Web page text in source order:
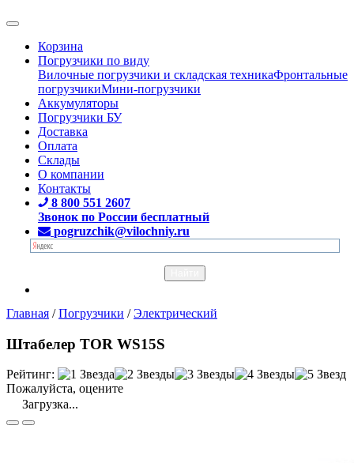
Корзина
Погрузчики по виду
Вилочные погрузчики и складская техникаФронтальные
погрузчикиМини-погрузчики
Аккумуляторы
Погрузчики БУ
Доставка
Оплата
Склады
О компании
Контакты
8 800 551 2607
Звонок по России бесплатный
pogruzchik@vilochniy.ru
Главная /Погрузчики /Электрический
Штабелер TOR WS15S
Рейтинг:
Пожалуйста, оцените
Загрузка...